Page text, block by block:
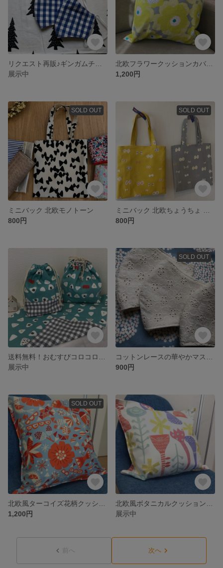
展示中
1,200円
SOLD OUT
ミニバック 北欧モノトーン
800円
SOLD OUT
800円
展示中
SOLD OUT
900円
SOLD OUT
1,200円
展示中
前へ 次へ